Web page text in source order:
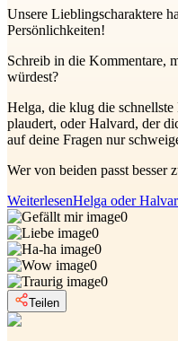
Unsere Lieblingscharaktere
Persönlichkeiten!
Schreib in die Kommentare,
würdest?
Helga, die klug die
plaudert, oder Halvard, der
auf deine Fragen nur
Wer von beiden passt besser
WeiterlesenHelga oder
0
0
0
0
0
Teilen